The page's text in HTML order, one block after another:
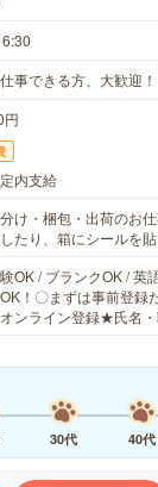
事できる方、大歓迎！
円
内支給
け・梱包・出荷のお
たり、箱にシールを
OK / ブランクOK / 英
！〇まずは事前登録
ンライン登録★氏名
30代 40代